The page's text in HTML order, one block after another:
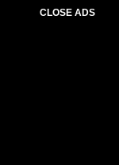
CLOSE ADS